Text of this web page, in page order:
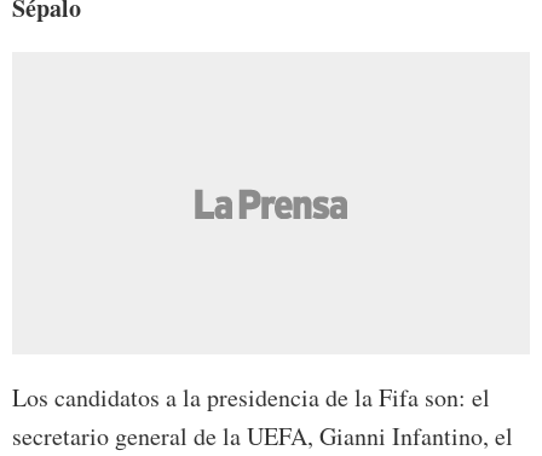
Sépalo
Los candidatos a la presidencia de la Fifa son: el
secretario general de la UEFA, Gianni Infantino, el